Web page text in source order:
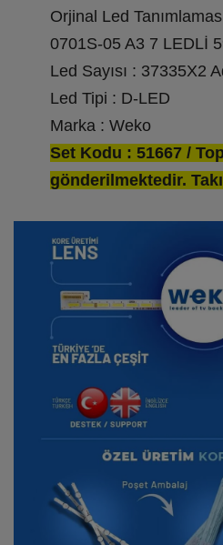
Orjinal Led
0701S-05 A3 7 LEDLİ
Led Sayısı : 37335X2
Led Tipi : D-LED
Marka : Weko
Set Kodu : 51667 /
gönderilmektedir.